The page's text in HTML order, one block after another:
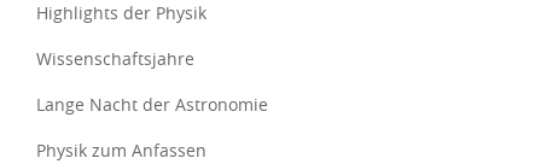
Highlights der Physik
Wissenschaftsjahre
Lange Nacht der Astronomie
Physik zum Anfassen